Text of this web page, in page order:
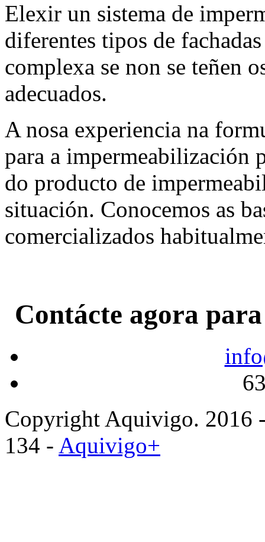
Elexir un sistema de
diferentes tipos de
complexa se non se teñen
adecuados.
A nosa experiencia na
para a impermeabilización
do producto de
situación. Conocemos as
comercializados
Contácte agora
Copyright Aquivigo. 2016
134 - Aquivigo+